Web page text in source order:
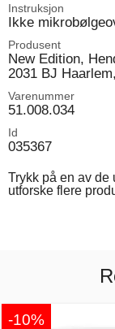
Instruksjon
Ikke
Produsent
New Edition,
2031 BJ
Varenummer
51.008.034
Id
035367
Trykk på en av de
utforske flere
-10%